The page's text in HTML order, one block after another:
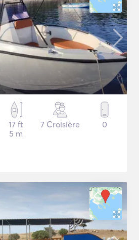
17 ft
5 m
7 Croisière 0